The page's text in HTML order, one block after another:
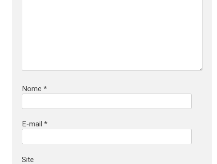
Nome *
E-mail *
Site